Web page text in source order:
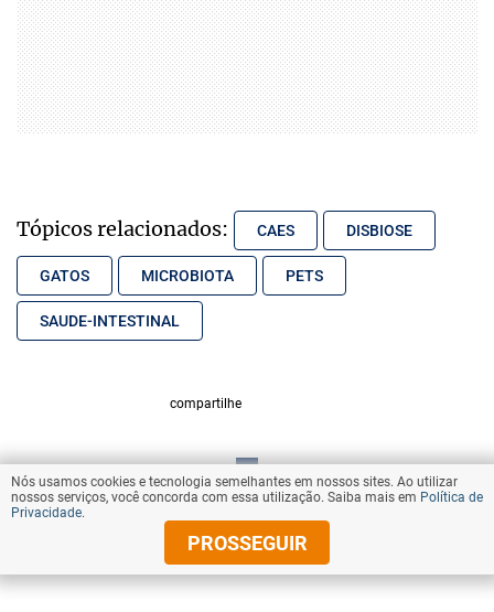
Tópicos relacionados: CAES DISBIOSE
GATOS MICROBIOTA PETS
SAUDE-INTESTINAL
compartilhe
VOLTAR AO TOPO
© Copyright 2025 Diários Associados
Nós usamos cookies e tecnologia semelhantes em nossos sites. Ao utilizar
nossos serviços, você concorda com essa utilização. Saiba mais em Política de
Privacidade.
PROSSEGUIR